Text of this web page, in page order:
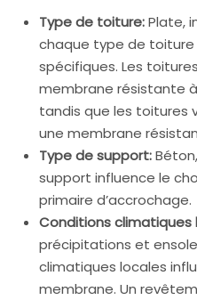
Type de toiture:Plate,
chaque type de
spécifiques. Les
membrane résistante
tandis que les toitures
une membrane
Type de support:
support influence le
primaire d’accrochage.
Conditions climatiques
précipitations et
climatiques locales
membrane. Un